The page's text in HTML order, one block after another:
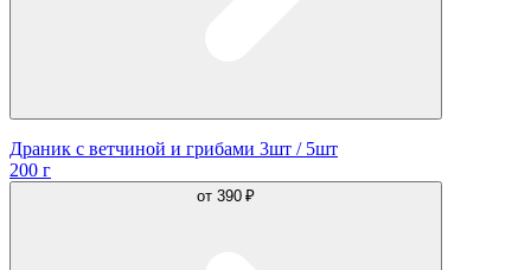
Драник с ветчиной и грибами 3шт / 5шт
200 г
от 390 ₽